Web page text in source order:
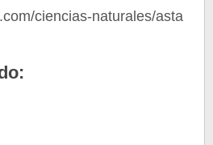
ciencias-naturales/asta